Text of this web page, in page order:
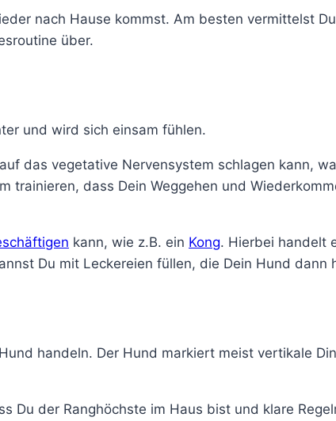
nach Hause kommst. Am besten vermittelst
über.
und wird sich einsam fühlen.
das vegetative Nervensystem schlagen kann,
dass Dein Weggehen und
kann, wie z.B. ein Kong. Hierbei handelt
Du mit Leckereien füllen, die Dein Hund dann
handeln. Der Hund markiert meist vertikale
Du der Ranghöchste im Haus bist und klare